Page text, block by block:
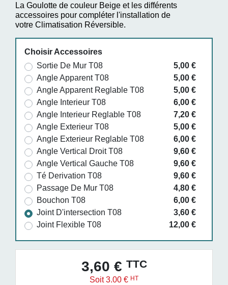
La Goulotte de couleur Beige et les différents
accessoires pour compléter l'installation de
votre Climatisation Réversible.
Choisir Accessoires
Sortie De Mur T08
5,00 €
Angle Apparent T08
5,00 €
Angle Apparent Reglable T08
5,00 €
Angle Interieur T08
6,00 €
Angle Interieur Reglable T08
7,20 €
Angle Exterieur T08
5,00 €
Angle Exterieur Reglable T08
6,00 €
Angle Vertical Droit T08
9,60 €
Angle Vertical Gauche T08
9,60 €
Té Derivation T08
9,60 €
Passage De Mur T08
4,80 €
Bouchon T08
6,00 €
Joint D'intersection T08
3,60 €
Joint Flexible T08
12,00 €
3,60 € TTC
Soit 3.00 € HT